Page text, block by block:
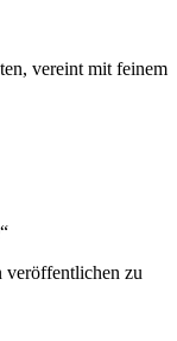
vereint mit feinem
veröffentlichen zu